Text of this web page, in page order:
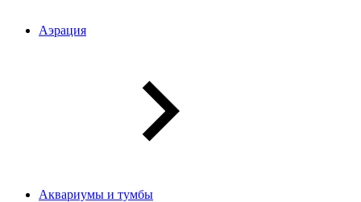
Аэрация
Аквариумы и тумбы